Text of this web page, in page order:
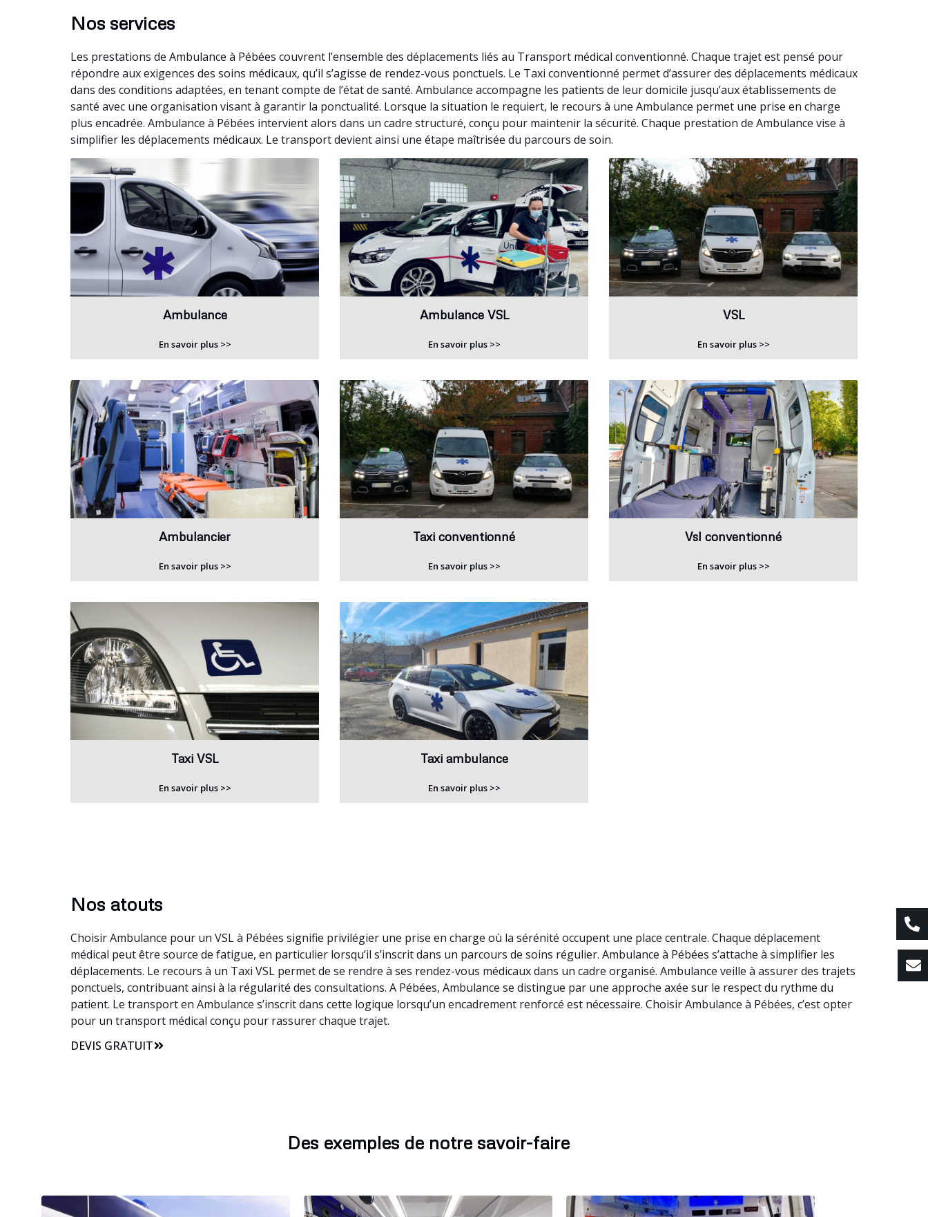
Nos services
Les prestations de Ambulance à Pébées couvrent l’ensemble des déplacements liés au Transport médical conventionné. Chaque trajet est pensé pour
répondre aux exigences des soins médicaux, qu’il s’agisse de rendez-vous ponctuels. Le Taxi conventionné permet d’assurer des déplacements médicaux
dans des conditions adaptées, en tenant compte de l’état de santé. Ambulance accompagne les patients de leur domicile jusqu’aux établissements de
santé avec une organisation visant à garantir la ponctualité. Lorsque la situation le requiert, le recours à une Ambulance permet une prise en charge
plus encadrée. Ambulance à Pébées intervient alors dans un cadre structuré, conçu pour maintenir la sécurité. Chaque prestation de Ambulance vise à
simplifier les déplacements médicaux. Le transport devient ainsi une étape maîtrisée du parcours de soin.
Ambulance
En savoir plus >>
Ambulance VSL
En savoir plus >>
VSL
En savoir plus >>
Ambulancier
En savoir plus >>
Taxi conventionné
En savoir plus >>
Vsl conventionné
En savoir plus >>
Taxi VSL
En savoir plus >>
Taxi ambulance
En savoir plus >>
Nos atouts
Choisir Ambulance pour un VSL à Pébées signifie privilégier une prise en charge où la sérénité occupent une place centrale. Chaque déplacement
médical peut être source de fatigue, en particulier lorsqu’il s’inscrit dans un parcours de soins régulier. Ambulance à Pébées s’attache à simplifier les
déplacements. Le recours à un Taxi VSL permet de se rendre à ses rendez-vous médicaux dans un cadre organisé. Ambulance veille à assurer des trajets
ponctuels, contribuant ainsi à la régularité des consultations. A Pébées, Ambulance se distingue par une approche axée sur le respect du rythme du
patient. Le transport en Ambulance s’inscrit dans cette logique lorsqu’un encadrement renforcé est nécessaire. Choisir Ambulance à Pébées, c’est opter
pour un transport médical conçu pour rassurer chaque trajet.
DEVIS GRATUIT
Des exemples de notre savoir-faire